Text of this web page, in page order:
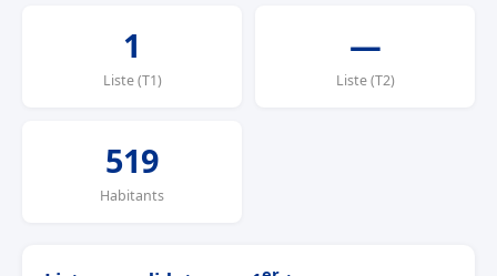
1
Liste (T1)
—
Liste (T2)
519
Habitants